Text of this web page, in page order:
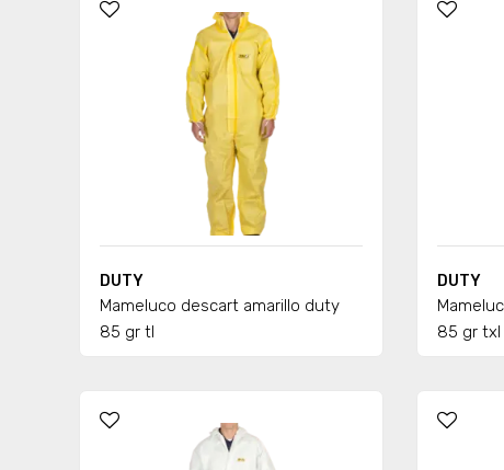
DUTY
Mameluco descart amarillo duty
85 gr tl
DUTY
85 gr txl